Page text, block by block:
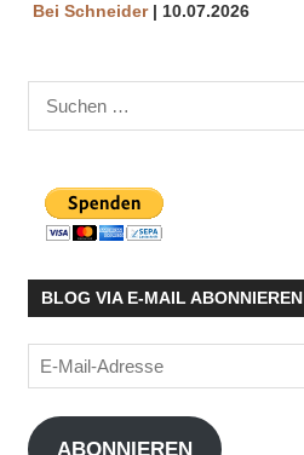
Bei Schneider 10.07.2026
Suchen
nach:
BLOG VIA E-MAIL ABONNIEREN
E-
Mail-
Adresse
ABONNIEREN